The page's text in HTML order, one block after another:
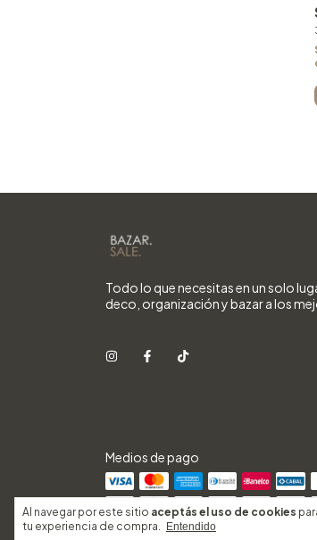
Al navegar por este sitio aceptás el uso de cookies
tu experiencia de compra.
Entendido
Todo lo que necesitas en un solo
deco, organización y bazar a los
Medios de pago